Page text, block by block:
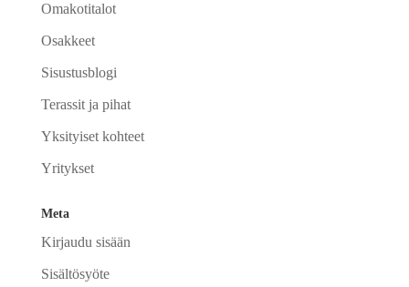
Omakotitalot
Osakkeet
Sisustusblogi
Terassit ja pihat
Yksityiset kohteet
Yritykset
Meta
Kirjaudu sisään
Sisältösyöte